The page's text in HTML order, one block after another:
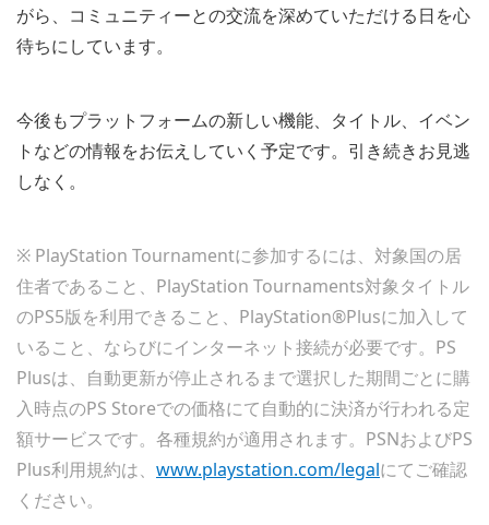
がら、コミュニティーとの交流を深めていただける日を心
待ちにしています。
今後もプラットフォームの新しい機能、タイトル、イベン
トなどの情報をお伝えしていく予定です。引き続きお見逃
しなく。
※ PlayStation Tournamentに参加するには、対象国の居
住者であること、PlayStation Tournaments対象タイトル
のPS5版を利用できること、PlayStation®Plusに加入して
いること、ならびにインターネット接続が必要です。PS
Plusは、自動更新が停止されるまで選択した期間ごとに購
入時点のPS Storeでの価格にて自動的に決済が行われる定
額サービスです。各種規約が適用されます。PSNおよびPS
Plus利用規約は、 www.playstation.com/legalにてご確認
ください。